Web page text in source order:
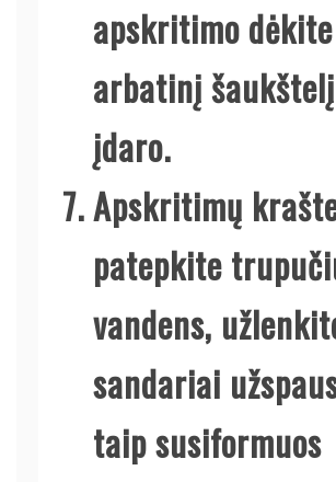
apskritimo
arbatinį
įdaro.
Apskritimų
patepkite
vandens,
sandariai
taip susiformuos